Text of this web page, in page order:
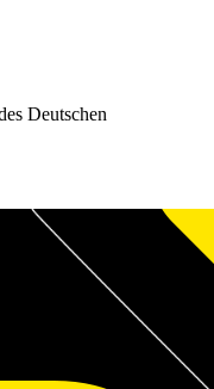
Deutschen